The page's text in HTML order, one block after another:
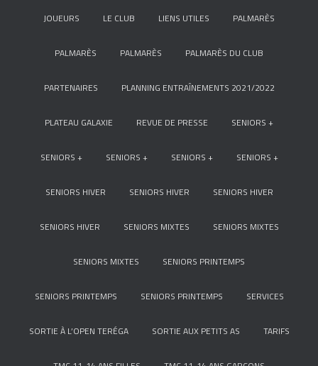
JOUEURS LE CLUB LIENS UTILES PALMARÈS
PALMARÈS PALMARÈS PALMARÈS DU CLUB
PARTENAIRES PLANNING ENTRAÎNEMENTS 2021/2022
PLATEAU GALAXIE REVUE DE PRESSE SENIORS +
SENIORS + SENIORS + SENIORS + SENIORS +
SENIORS HIVER SENIORS HIVER SENIORS HIVER
SENIORS HIVER SENIORS MIXTES SENIORS MIXTES
SENIORS MIXTES SENIORS PRINTEMPS
SENIORS PRINTEMPS SENIORS PRINTEMPS SERVICES
SORTIE À L’OPEN TERÉGA SORTIE AUX PETITS AS TARIFS